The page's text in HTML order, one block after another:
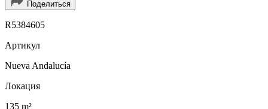
Поделиться
R5384605
Артикул
Nueva Andalucía
Локация
135 m²